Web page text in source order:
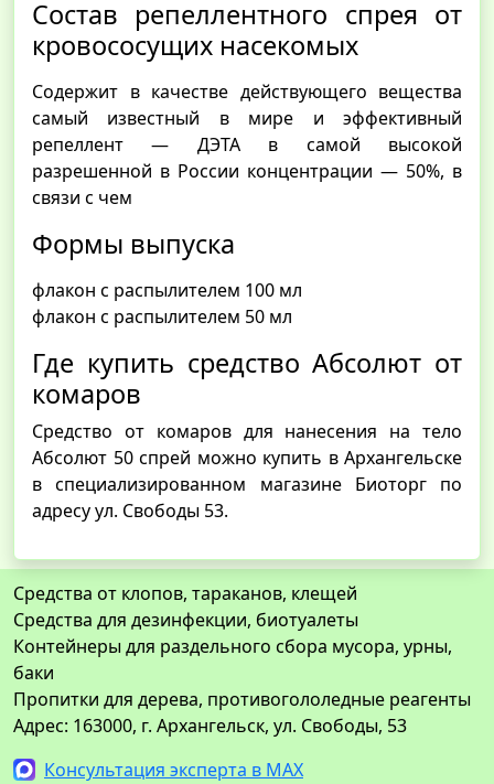
Состав репеллентного спрея от
кровососущих насекомых
Содержит в качестве действующего вещества
самый известный в мире и эффективный
репеллент — ДЭТА в самой высокой
разрешенной в России концентрации — 50%, в
связи с чем
Формы выпуска
флакон с распылителем 100 мл
флакон с распылителем 50 мл
Где купить средство Абсолют от
комаров
Средство от комаров для нанесения на тело
Абсолют 50 спрей можно купить в Архангельске
в специализированном магазине Биоторг по
адресу ул. Свободы 53.
Средства от клопов, тараканов, клещей
Средства для дезинфекции, биотуалеты
Контейнеры для раздельного сбора мусора, урны,
баки
Пропитки для дерева, противогололедные реагенты
Адрес: 163000, г. Архангельск, ул. Свободы, 53
Консультация эксперта в MAX